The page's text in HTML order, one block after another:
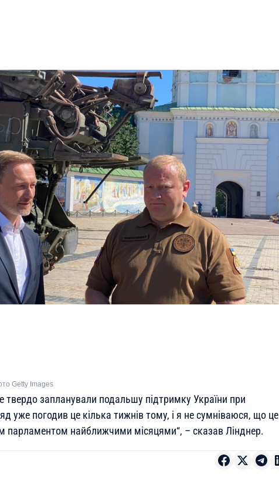
Getty Images
твердо запланували подальшу підтримку України при
уже погодив це кілька тижнів тому, і я не сумніваюся, що це
парламентом найближчими місяцями“, – сказав Лінднер.